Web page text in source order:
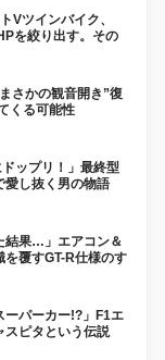
Vツインバイク、
を絞り出す。その
さかの観音開き”復
くる可能性
ップリ！」最終型
愛し抜く男の物語
結果…」エアコン＆
を覆すGT-R仕様のす
ーパーカー!?」F1エ
スピタという伝説